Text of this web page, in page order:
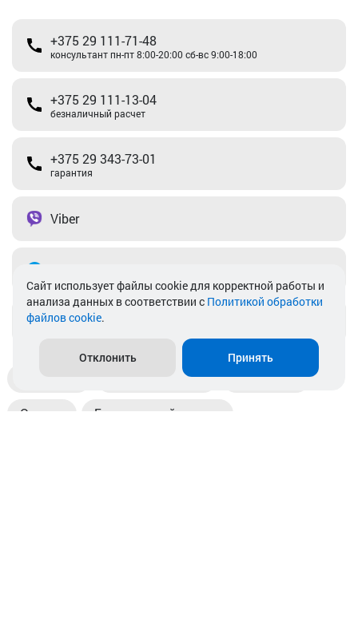
+375 29 111-71-48
консультант пн-пт 8:00-20:00 сб-вс 9:00-18:00
+375 29 111-13-04
безналичный расчет
+375 29 343-73-01
гарантия
Viber
info@akkamulik.by
Пункты выдачи Магазины
Оплата Безналичный расчет
Cайт использует файлы cookie для корректной работы и
анализа данных в соответствии с Политикой обработки
файлов cookie.
Отклонить Принять